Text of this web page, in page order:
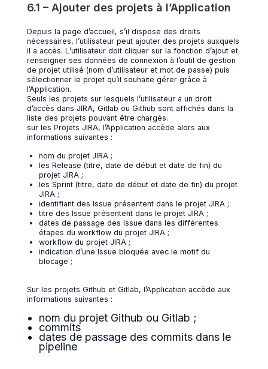
6.1 – Ajouter des projets à l’Application
Depuis la page d’accueil, s’il dispose des droits
nécessaires, l’utilisateur peut ajouter des projets auxquels
il a accès. L’utilisateur doit cliquer sur la fonction d’ajout et
renseigner ses données de connexion à l’outil de gestion
de projet utilisé (nom d’utilisateur et mot de passe) puis
sélectionner le projet qu’il souhaite gérer grâce à
l’Application.
Seuls les projets sur lesquels l’utilisateur a un droit
d’accès dans JIRA, Gitlab ou Github sont affichés dans la
liste des projets pouvant être chargés.
sur les Projets JIRA, l’Application accède alors aux
informations suivantes :
nom du projet JIRA ;
les Release (titre, date de début et date de fin) du
projet JIRA ;
les Sprint (titre, date de début et date de fin) du projet
JIRA ;
identifiant des Issue présentent dans le projet JIRA ;
titre des Issue présentent dans le projet JIRA ;
dates de passage des Issue dans les différentes
étapes du workflow du projet JIRA ;
workflow du projet JIRA ;
indication d’une Issue bloquée avec le motif du
blocage ;
Sur les projets Github et Gitlab, l’Application accède aux
informations suivantes :
nom du projet Github ou Gitlab ;
commits
dates de passage des commits dans le
pipeline